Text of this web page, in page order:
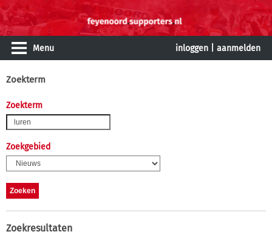
Menu inloggen aanmelden
Zoekterm
Zoekterm
Zoekgebied
Zoekresultaten